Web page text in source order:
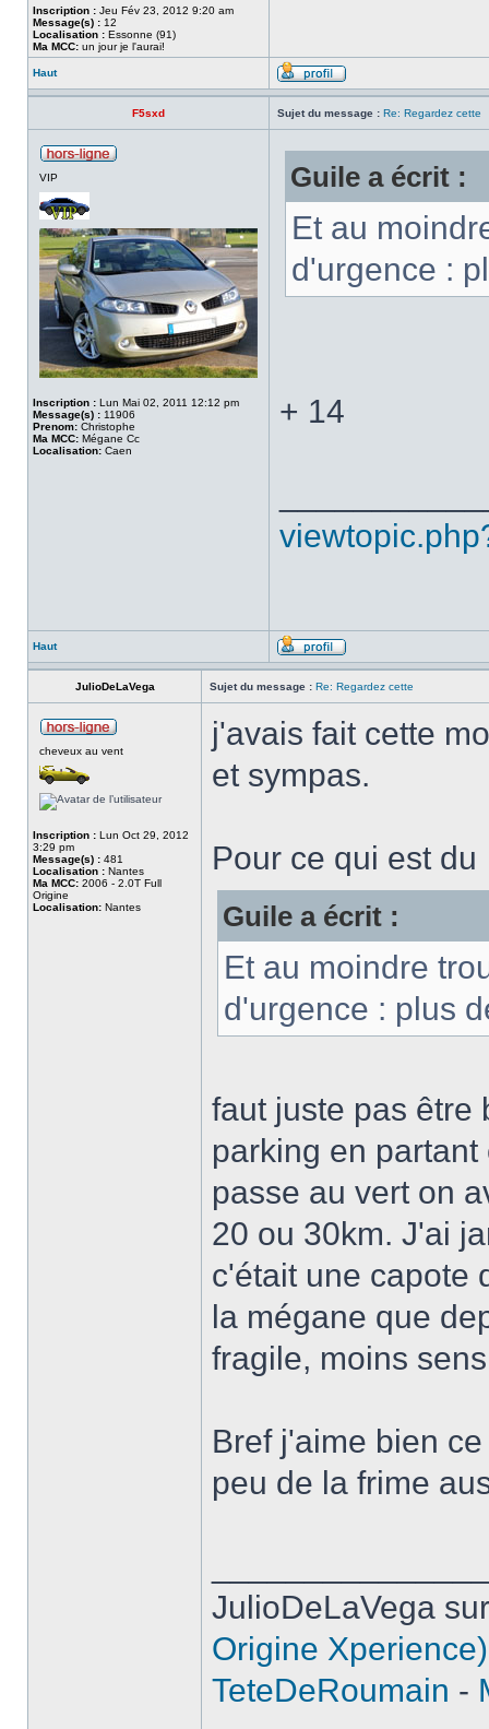
Inscription : Jeu Fév 23, 2012 9:20 am
Message(s) : 12
Localisation : Essonne (91)
Ma MCC: un jour je l'aurai!
Haut
F5sxd Sujet du message : Re: Regardez cette
VIP
Inscription : Lun Mai 02, 2011 12:12 pm
Message(s) : 11906
Prenom: Christophe
Ma MCC: Mégane Cc
Localisation: Caen
Guile a écrit :
Et au
d'urgence :
+ 14
Haut
JulioDeLaVega Sujet du message : Re: Regardez cette
cheveux au vent
Inscription : Lun Oct 29, 2012
3:29 pm
Message(s) : 481
Localisation : Nantes
Ma MCC: 2006 - 2.0T Full
Origine
Localisation: Nantes
j'avais fait cette
et sympas.
Pour ce qui est du
Guile a écrit :
Et au moindre
d'urgence : plus
faut juste pas être
parking en
passe au vert on
20 ou 30km. J'ai
c'était une capote
la mégane que
fragile, moins
Bref j'aime bien
peu de la frime
JulioDeLaVega
Origine Xperience)
TeteDeRoumain -